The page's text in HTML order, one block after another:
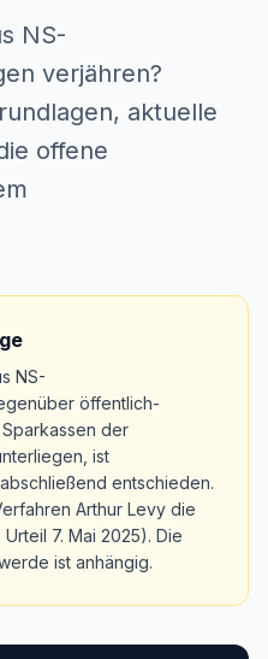
NS-
verjähren?
aktuelle
offene
NS-
öffentlich-
der
ist
entschieden.
Arthur Levy die
7. Mai 2025). Die
ist anhängig.